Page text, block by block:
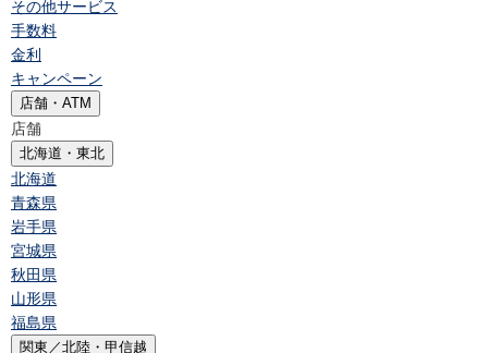
その他サービス
手数料
金利
キャンペーン
店舗・ATM
店舗
北海道・東北
北海道
青森県
岩手県
宮城県
秋田県
山形県
福島県
関東／北陸・甲信越